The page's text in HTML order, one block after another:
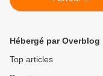
Hébergé par Overblog
Top articles